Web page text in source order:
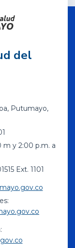
del
Putumayo,
m y 2:00 p.m. a
Ext. 1101